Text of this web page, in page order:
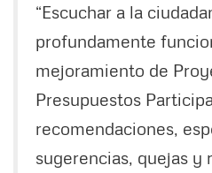
“Escuchar a la
profundamente
mejoramiento de
Presupuestos
recomendaciones,
sugerencias, quejas y